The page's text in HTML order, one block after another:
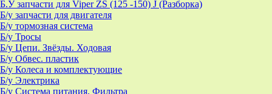
Б.У запчасти для Viper ZS (125 -150) J (Разборка)
Б/у запчасти для двигателя
Б/у тормозная система
Б/у Тросы
Б/у Цепи. Звёзды. Ходовая
Б/у Обвес. пластик
Б/у Колеса и комплектующие
Б/у Электрика
Б/у Система питания. Фильтра